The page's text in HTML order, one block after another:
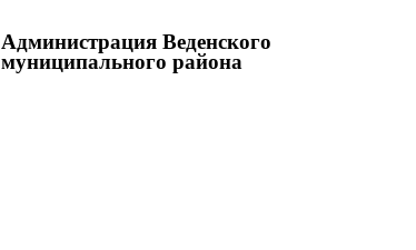
Администрация Веденского
муниципального района